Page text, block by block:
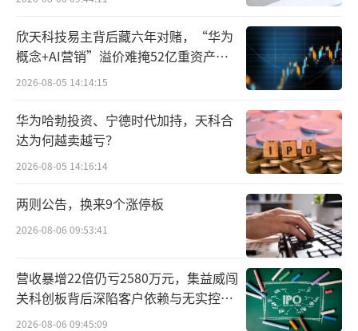
基于对白酒目标人群的内容消费偏好洞
察，腾讯新闻深度绑定人群价值所需，提供包
括行业峰会/圈层活动合作、精品原创IP绑定、
节点热点借势等在内的多场景、多模式的行业
解决方案，助力品牌俘获目标人群心智。
原创IP强化内核 行业峰会释放势能内容营
销带动白酒品牌好感提升
盘点近年来头部酒企的营销动作，茅台、
五粮液等品牌均与腾讯新闻的精品原创IP进行
过深度合作。通过IP与品牌精神内核的交互，
触发品牌与用户的情感共鸣，推升品牌形象质
感。
欣天科技易主背后藏六年对赌，“华为
概念+AI营销”溢价难掩52亿重资产考
验
2026-08-05 14:14:15
华为哈勃投资、宁德时代加持，天科合
达为何越卖越亏？
2026-08-05 14:16:14
两则公告，换来9个涨停板
2026-08-06 09:53:41
营收暴增22倍仍亏2580万元，集益威闯
关科创板背后深陷客户依赖与无实控人
困局
2026-08-06 09:45:09